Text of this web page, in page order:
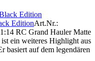
EditionArt.Nr.:
RC Grand Hauler Matte
ein weiteres Highlight aus
basiert auf dem legendären